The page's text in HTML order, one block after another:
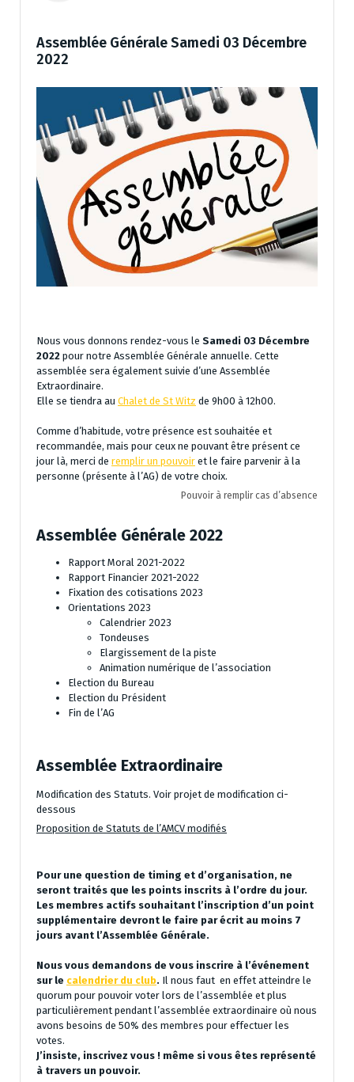
Assemblée Générale Samedi 03 Décembre
2022
Nous vous donnons rendez-vous le Samedi 03 Décembre
2022 pour notre Assemblée Générale annuelle. Cette
assemblée sera également suivie d’une Assemblée
Extraordinaire.
Elle se tiendra au Chalet de St Witz de 9h00 à 12h00.
Comme d’habitude, votre présence est souhaitée et
recommandée, mais pour ceux ne pouvant être présent ce
jour là, merci de remplir un pouvoir et le faire parvenir à la
personne (présente à l’AG) de votre choix.
Pouvoir à remplir cas d’absence
Assemblée Générale 2022
Rapport Moral 2021-2022
Rapport Financier 2021-2022
Fixation des cotisations 2023
Orientations 2023
Calendrier 2023
Tondeuses
Elargissement de la piste
Animation numérique de l’association
Election du Bureau
Election du Président
Fin de l’AG
Assemblée Extraordinaire
Modification des Statuts. Voir projet de modification ci-
dessous
Proposition de Statuts de l’AMCV modifiés
Pour une question de timing et d’organisation, ne
seront traités que les points inscrits à l’ordre du jour.
Les membres actifs souhaitant l’inscription d’un point
supplémentaire devront le faire par écrit au moins 7
jours avant l’Assemblée Générale.
Nous vous demandons de vous inscrire à l’événement
sur le calendrier du club. Il nous faut en effet atteindre le
quorum pour pouvoir voter lors de l’assemblée et plus
particulièrement pendant l’assemblée extraordinaire où nous
avons besoins de 50% des membres pour effectuer les
votes.
J’insiste, inscrivez vous ! même si vous êtes représenté
à travers un pouvoir.